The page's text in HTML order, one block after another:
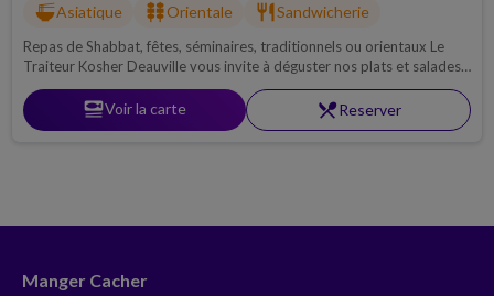
ramen_diningAsiatique kebab_diningOrientale restaurant Sandwicherie
Repas de Shabbat, fêtes, séminaires, traditionnels ou orientaux Le
Traiteur Kosher Deauville vous invite à déguster nos plats et salades
lors de votre séjour à Deauville.
set_mealVoir la carte restaurant_menuReserver
Manger Cacher